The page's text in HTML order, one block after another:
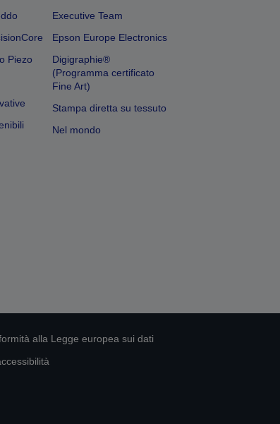
Piezo
Executive Team
Epson Europe Electronics
Digigraphie®
(Programma certificato
Fine Art)
Stampa diretta su tessuto
Nel mondo
alla Legge europea sui dati